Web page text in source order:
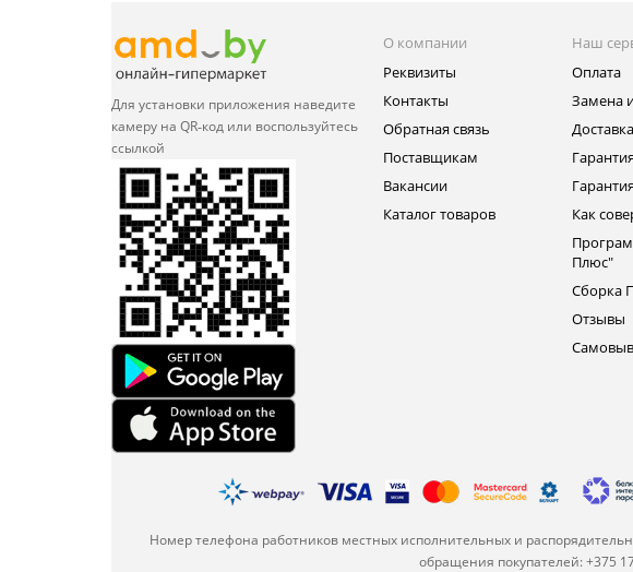
Для установки приложения наведите
камеру на QR‑код или воспользуйтесь
ссылкой
О компании
Реквизиты
Контакты
Обратная связь
Поставщикам
Вакансии
Каталог товаров
Наш
Оплата
Замена
Доставка
Как
Плюс"
Сборка
Отзывы
Номер телефона работников местных исполнительных и
обращения покупателей: +375